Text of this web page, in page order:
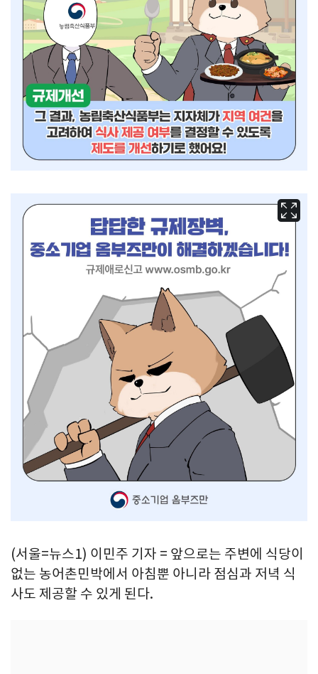
(서울=뉴스1) 이민주 기자 = 앞으로는 주변에 식당이
없는 농어촌민박에서 아침뿐 아니라 점심과 저녁 식
사도 제공할 수 있게 된다.